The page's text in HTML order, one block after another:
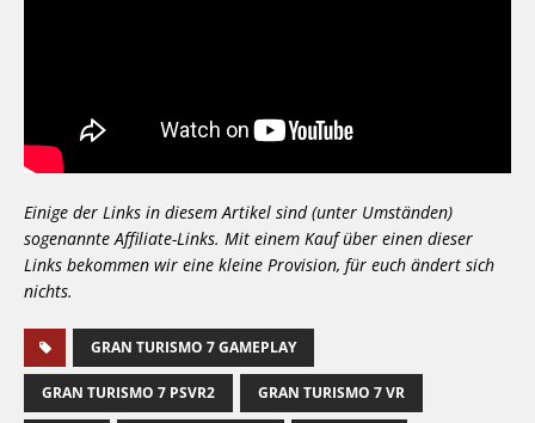
Einige der Links in diesem Artikel sind (unter Umständen)
sogenannte Affiliate-Links. Mit einem Kauf über einen dieser
Links bekommen wir eine kleine Provision, für euch ändert sich
nichts.
GRAN TURISMO 7 GAMEPLAY
GRAN TURISMO 7 PSVR2 GRAN TURISMO 7 VR